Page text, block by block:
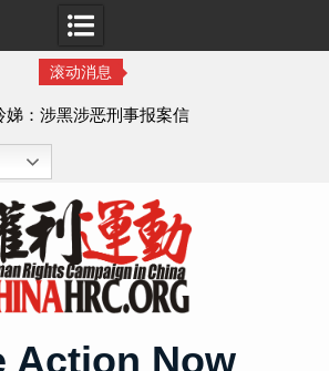
滚动消息
娣：涉黑涉恶刑事报案信
Action Now